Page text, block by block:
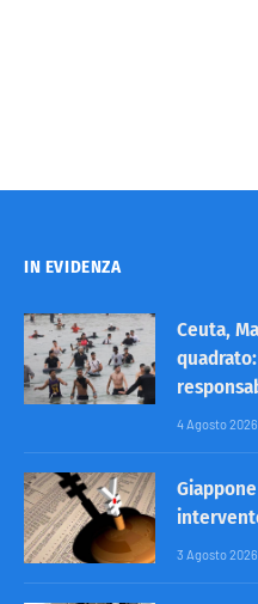
IN EVIDENZA
Ceuta,
4 Agosto 2026
3 Agosto 2026